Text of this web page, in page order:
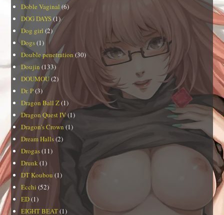
Doble Vaginal (6)
DOG DAYS(1)
Dog girl (2)
Dogs(1)
Double penetration (30)
Doujin (133)
DOUMOU(2)
Dr. P(3)
Dragon Ball Z(1)
Dragon Quest IV(1)
Dragon's Crown (1)
Dream Halls(2)
Drogas(11)
Drunk(1)
DT Koubou (1)
Ecchi (52)
ED(1)
EIGHT BEAT(1)